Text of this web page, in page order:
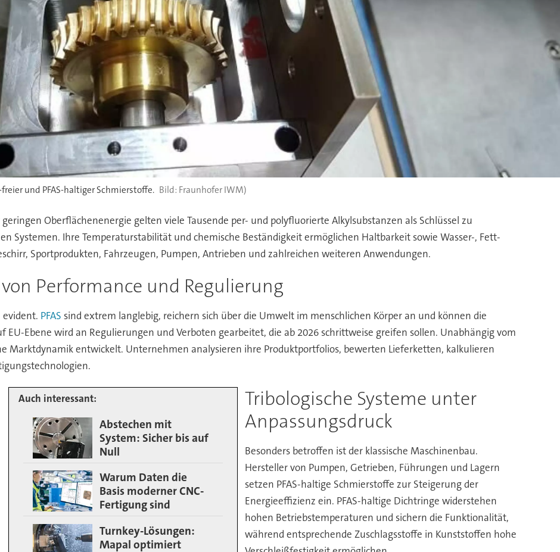
und PFAS-haltiger Schmierstoffe. Fraunhofer IWM)
Oberflächenenergie gelten viele Tausende per- und polyfluorierte Alkylsubstanzen als Schlüssel zu
Systemen. Ihre Temperaturstabilität und chemische Beständigkeit ermöglichen Haltbarkeit sowie Wasser-, Fett-
Sportprodukten, Fahrzeugen, Pumpen, Antrieben und zahlreichen weiteren Anwendungen.
Performance und Regulierung
evident. PFAS sind extrem langlebig, reichern sich über die Umwelt im menschlichen Körper an und können die
Ebene wird an Regulierungen und Verboten gearbeitet, die ab 2026 schrittweise greifen sollen. Unabhängig vom
Marktdynamik entwickelt. Unternehmen analysieren ihre Produktportfolios, bewerten Lieferketten, kalkulieren
Auch interessant:
Abstechen mit
System: Sicher bis auf
Null
Warum Daten die
Basis moderner CNC-
Fertigung sind
Turnkey-Lösungen:
Mapal optimiert
Tribologische Systeme unter
Anpassungsdruck
Besonders betroffen ist der klassische Maschinenbau.
Hersteller von Pumpen, Getrieben, Führungen und Lagern
setzen PFAS-haltige Schmierstoffe zur Steigerung der
Energieeffizienz ein. PFAS-haltige Dichtringe widerstehen
hohen Betriebstemperaturen und sichern die Funktionalität,
während entsprechende Zuschlagsstoffe in Kunststoffen hohe